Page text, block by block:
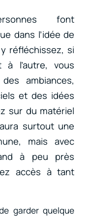
font
dans l’idée de
réfléchissez, si
à l’autre, vous
ambiances,
et des idées
sur du matériel
surtout une
mais avec
à peu près
accès à tant
garder quelque